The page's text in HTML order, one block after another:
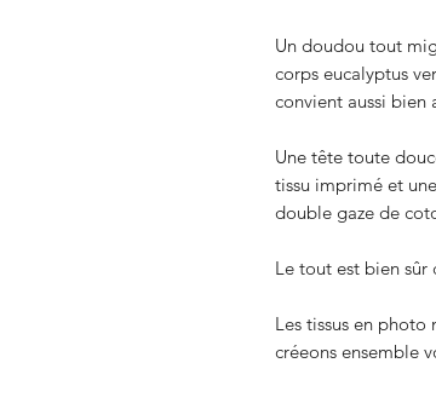
Un doudou tout
corps eucalyptus
convient aussi bien
Une tête toute
tissu imprimé et
double gaze de
Le tout est bien sûr
Les tissus en photo
créeons ensemble